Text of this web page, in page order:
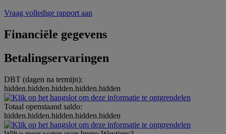
Vraag volledige rapport aan
Financiële gegevens
Betalingservaringen
DBT (dagen na termijn):
hidden.hidden.hidden.hidden.hidden
Totaal openstaand saldo:
hidden.hidden.hidden.hidden.hidden